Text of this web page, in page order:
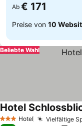
Ab € 171
Preise von 10
Beliebte Wahl
3 SterneHotel Vielfältige
Hotel